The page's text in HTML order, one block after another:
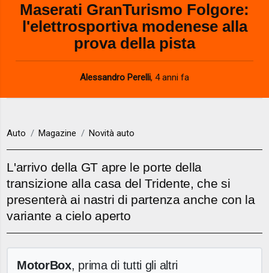
Maserati GranTurismo Folgore:
l'elettrosportiva modenese alla
prova della pista
Alessandro Perelli, 4 anni fa
Auto Magazine Novità auto
L'arrivo della GT apre le porte della
transizione alla casa del Tridente, che si
presenterà ai nastri di partenza anche con la
variante a cielo aperto
MotorBox, prima di tutti gli altri